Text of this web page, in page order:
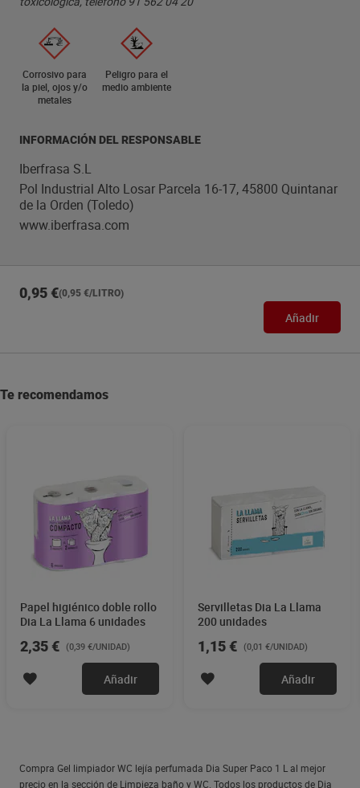
Corrosivo para
la piel, ojos y/o
metales
Peligro para el
medio ambiente
INFORMACIÓN DEL RESPONSABLE
Iberfrasa S.L
Pol Industrial Alto Losar Parcela 16-17, 45800 Quintanar
de la Orden (Toledo)
www.iberfrasa.com
0,95 €(0,95 €/LITRO)
Añadir
Te recomendamos
Papel higiénico doble rollo
Dia La Llama 6 unidades
2,35 € (0,39 €/UNIDAD)
Añadir
Servilletas Dia La Llama
200 unidades
1,15 € (0,01 €/UNIDAD)
Añadir
Compra Gel limpiador WC lejía perfumada Dia Super Paco 1 L al mejor
precio en la sección de Limpieza baño y WC. Todos los productos de Dia